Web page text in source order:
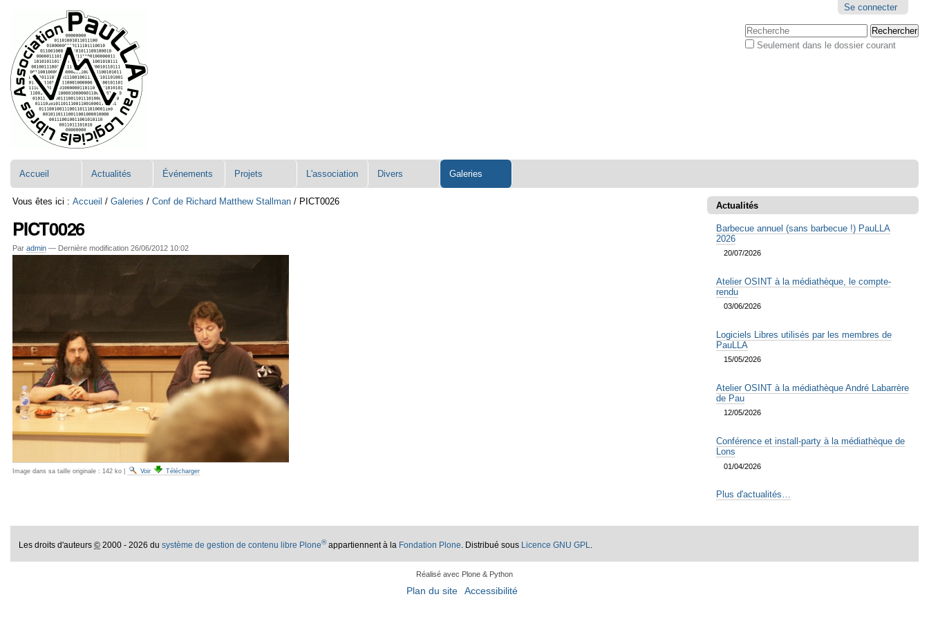
contenu.
Aller
à
la
navigation
personnels
Se connecter
Chercher par
Seulement dans le dossier courant
Accueil Actualités Événements Projets L'association Divers Galeries
Vous êtes ici : Accueil /Galeries /Conf de Richard Matthew Stallman / PICT0026
PICT0026
Paradmin — Dernière modification 26/06/2012 10:02
Image dans sa taille originale : 142 ko Voir Télécharger
Actualités
Barbecue annuel (sans barbecue !) PauLLA
2026
20/07/2026
Atelier OSINT à la médiathèque, le compte-
rendu
03/06/2026
Logiciels Libres utilisés par les membres de
PauLLA
15/05/2026
Atelier OSINT à la médiathèque André Labarrère
de Pau
12/05/2026
Conférence et install-party à la médiathèque de
Lons
01/04/2026
Plus d'actualités…
Les droits d'auteurs© 2000 - 2026 dusystème de gestion de contenu libre Plone®appartiennent à la Fondation Plone . Distribué sous Licence GNU GPL
Réalisé avec Plone & Python
Plan du site Accessibilité